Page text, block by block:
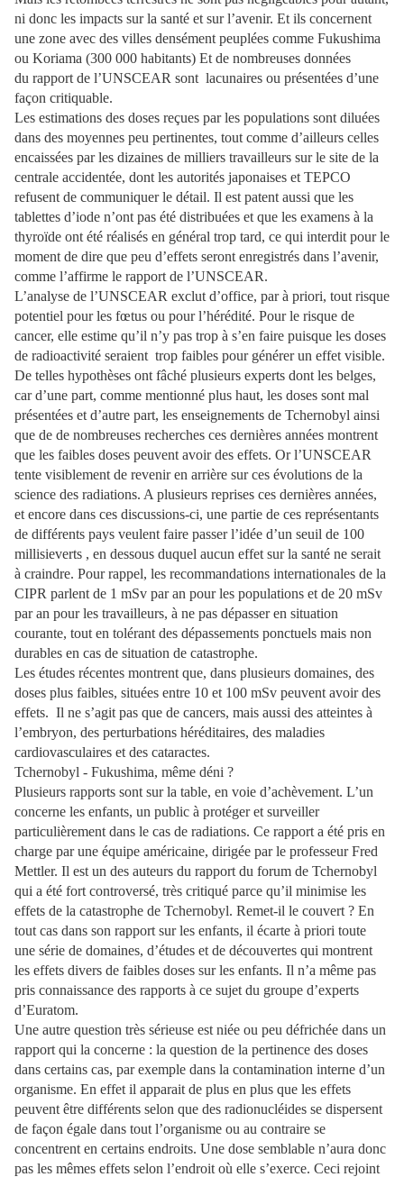
ni donc les impacts sur la santé et sur l’avenir. Et ils concernent
une zone avec des villes densément peuplées comme Fukushima
ou Koriama (300 000 habitants) Et de nombreuses données
du rapport de l’UNSCEAR sont lacunaires ou présentées d’une
façon critiquable.
Les estimations des doses reçues par les populations sont diluées
dans des moyennes peu pertinentes, tout comme d’ailleurs celles
encaissées par les dizaines de milliers travailleurs sur le site de la
centrale accidentée, dont les autorités japonaises et TEPCO
refusent de communiquer le détail. Il est patent aussi que les
tablettes d’iode n’ont pas été distribuées et que les examens à la
thyroïde ont été réalisés en général trop tard, ce qui interdit pour le
moment de dire que peu d’effets seront enregistrés dans l’avenir,
comme l’affirme le rapport de l’UNSCEAR.
L’analyse de l’UNSCEAR exclut d’office, par à priori, tout risque
potentiel pour les fœtus ou pour l’hérédité. Pour le risque de
cancer, elle estime qu’il n’y pas trop à s’en faire puisque les doses
de radioactivité seraient trop faibles pour générer un effet visible.
De telles hypothèses ont fâché plusieurs experts dont les belges,
car d’une part, comme mentionné plus haut, les doses sont mal
présentées et d’autre part, les enseignements de Tchernobyl ainsi
que de de nombreuses recherches ces dernières années montrent
que les faibles doses peuvent avoir des effets. Or l’UNSCEAR
tente visiblement de revenir en arrière sur ces évolutions de la
science des radiations. A plusieurs reprises ces dernières années,
et encore dans ces discussions-ci, une partie de ces représentants
de différents pays veulent faire passer l’idée d’un seuil de 100
millisieverts , en dessous duquel aucun effet sur la santé ne serait
à craindre. Pour rappel, les recommandations internationales de la
CIPR parlent de 1 mSv par an pour les populations et de 20 mSv
par an pour les travailleurs, à ne pas dépasser en situation
courante, tout en tolérant des dépassements ponctuels mais non
durables en cas de situation de catastrophe.
Les études récentes montrent que, dans plusieurs domaines, des
doses plus faibles, situées entre 10 et 100 mSv peuvent avoir des
effets. Il ne s’agit pas que de cancers, mais aussi des atteintes à
l’embryon, des perturbations héréditaires, des maladies
cardiovasculaires et des cataractes.
Tchernobyl - Fukushima, même déni ?
Plusieurs rapports sont sur la table, en voie d’achèvement. L’un
concerne les enfants, un public à protéger et surveiller
particulièrement dans le cas de radiations. Ce rapport a été pris en
charge par une équipe américaine, dirigée par le professeur Fred
Mettler. Il est un des auteurs du rapport du forum de Tchernobyl
qui a été fort controversé, très critiqué parce qu’il minimise les
effets de la catastrophe de Tchernobyl. Remet-il le couvert ? En
tout cas dans son rapport sur les enfants, il écarte à priori toute
une série de domaines, d’études et de découvertes qui montrent
les effets divers de faibles doses sur les enfants. Il n’a même pas
pris connaissance des rapports à ce sujet du groupe d’experts
d’Euratom.
Une autre question très sérieuse est niée ou peu défrichée dans un
rapport qui la concerne : la question de la pertinence des doses
dans certains cas, par exemple dans la contamination interne d’un
organisme. En effet il apparait de plus en plus que les effets
peuvent être différents selon que des radionucléides se dispersent
de façon égale dans tout l’organisme ou au contraire se
concentrent en certains endroits. Une dose semblable n’aura donc
pas les mêmes effets selon l’endroit où elle s’exerce. Ceci rejoint